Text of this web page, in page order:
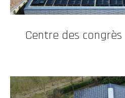
Centre des